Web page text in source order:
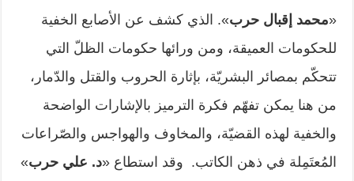
«محمد إقبال حرب». الذي كشف عن الأصابع الخفية
للحكومات العميقة، ومن ورائها حكومات الظلّ التي
تتحكّم بمصائر البشريّة، بإثارة الحروب والقتل والدّمار،
من هنا يمكن تفهّم فكرة الترميز بالإشارات الواضحة
والخفية لهذه القضيّة، والمخاوف والهواجس والصّراعات
المُعتَمِلة في ذهن الكاتب. وقد استطاع «د. علي حرب»